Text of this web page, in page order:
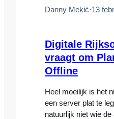
Danny Mekić·13
Digitale
vraagt om
Offline
Heel moeilijk is het
een server plat te
natuurlijk niet wie